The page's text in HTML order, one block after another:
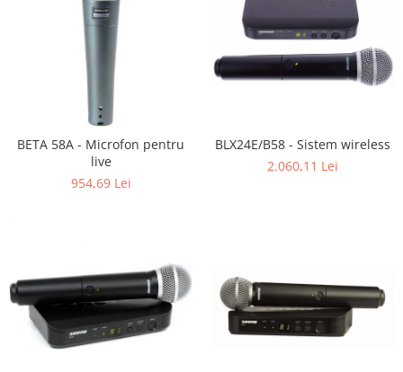
BETA 58A - Microfon pentru
live
954,69 Lei
BLX24E/B58 - Sistem wireless
2.060,11 Lei